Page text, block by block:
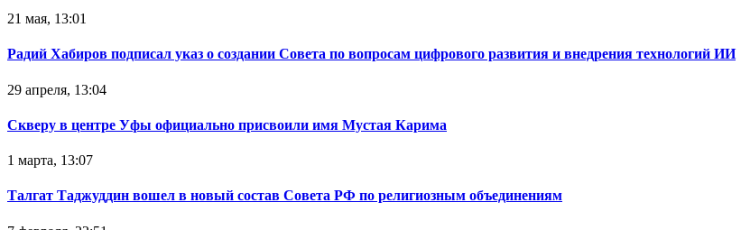
21 мая, 13:01
Радий Хабиров подписал указ о создании Совета по вопросам цифрового развития и внедрения технологий ИИ
29 апреля, 13:04
Скверу в центре Уфы официально присвоили имя Мустая Карима
1 марта, 13:07
Талгат Таджуддин вошел в новый состав Совета РФ по религиозным объединениям